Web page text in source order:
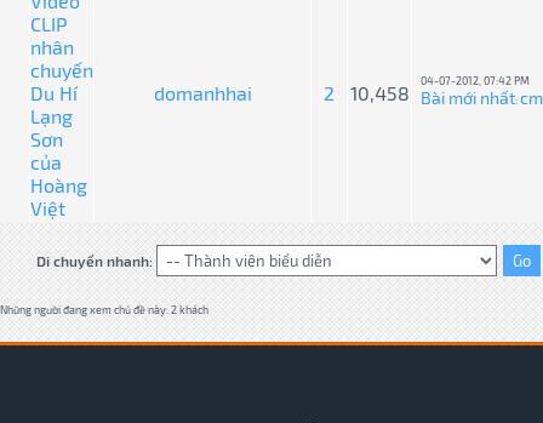
CLIP
nhân
chuyến
Du Hí
Lạng
Sơn
của
Hoàng
Việt
domanhhai 2 10,458
04-07-2012, 07:42 PM
Bài mới nhất:
Di chuyển nhanh:
Những người đang xem chủ đề này: 2 khách